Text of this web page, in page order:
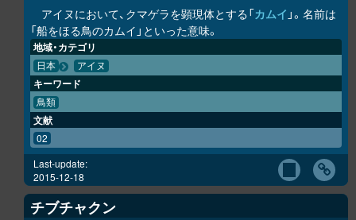
アイヌにおいて、クマゲラを顕現体とする「カムイ 」。名前は
「船をほる鳥のカムイ」といった意味。
地域・カテゴリ
日本 アイヌ
キーワード
鳥類
文献
02
Last-update:
2015-12-18
チブチャクン